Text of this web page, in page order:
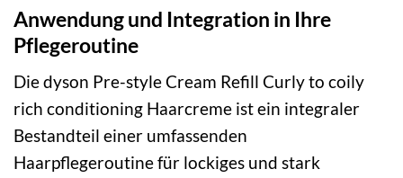
Anwendung und Integration in Ihre
Pflegeroutine
Die dyson Pre-style Cream Refill Curly to coily
rich conditioning Haarcreme ist ein integraler
Bestandteil einer umfassenden
Haarpflegeroutine für lockiges und stark